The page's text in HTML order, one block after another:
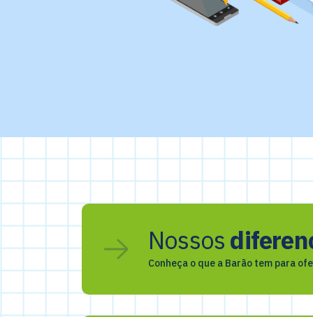
Nossos
Conheça o que a Barão tem para